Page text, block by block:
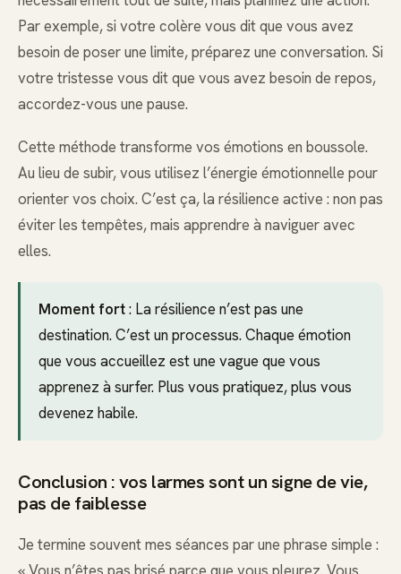
Par exemple, si votre colère vous dit que vous avez
besoin de poser une limite, préparez une conversation. Si
votre tristesse vous dit que vous avez besoin de repos,
accordez-vous une pause.
Cette méthode transforme vos émotions en boussole.
Au lieu de subir, vous utilisez l’énergie émotionnelle pour
orienter vos choix. C’est ça, la résilience active : non pas
éviter les tempêtes, mais apprendre à naviguer avec
elles.
Moment fort: La résilience n’est pas une
destination. C’est un processus. Chaque émotion
que vous accueillez est une vague que vous
apprenez à surfer. Plus vous pratiquez, plus vous
devenez habile.
Conclusion : vos larmes sont un signe de vie,
pas de faiblesse
Je termine souvent mes séances par une phrase simple :